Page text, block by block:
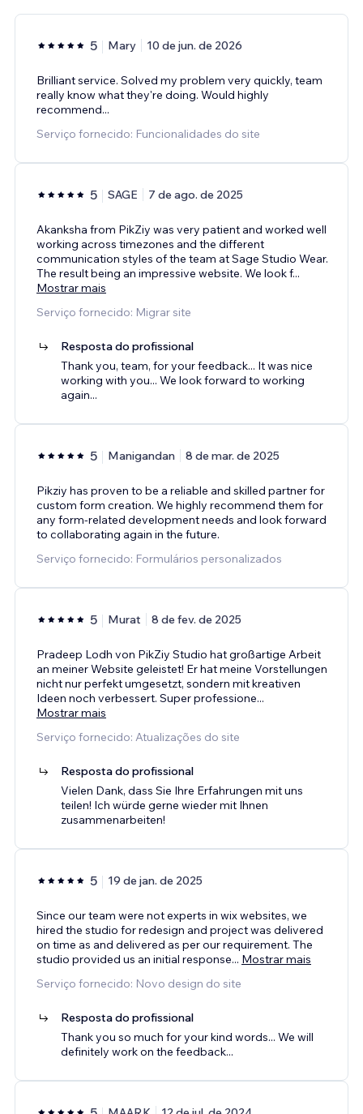
5 Mary 10 de jun. de 2026
Brilliant service. Solved my problem very quickly, team
really know what they're doing. Would highly
recommend...
Serviço fornecido: Funcionalidades do site
5 SAGE 7 de ago. de 2025
Akanksha from PikZiy was very patient and worked well
working across timezones and the different
communication styles of the team at Sage Studio Wear.
The result being an impressive website. We look f...
Mostrar mais
Serviço fornecido: Migrar site
Resposta do profissional
Thank you, team, for your feedback... It was nice
working with you... We look forward to working
again...
5 Manigandan 8 de mar. de 2025
Pikziy has proven to be a reliable and skilled partner for
custom form creation. We highly recommend them for
any form-related development needs and look forward
to collaborating again in the future.
Serviço fornecido: Formulários personalizados
5 Murat 8 de fev. de 2025
Pradeep Lodh von PikZiy Studio hat großartige Arbeit
an meiner Website geleistet! Er hat meine Vorstellungen
nicht nur perfekt umgesetzt, sondern mit kreativen
Ideen noch verbessert. Super professione...
Mostrar mais
Serviço fornecido: Atualizações do site
Resposta do profissional
Vielen Dank, dass Sie Ihre Erfahrungen mit uns
teilen! Ich würde gerne wieder mit Ihnen
zusammenarbeiten!
5 19 de jan. de 2025
Since our team were not experts in wix websites, we
hired the studio for redesign and project was delivered
on time as and delivered as per our requirement. The
studio provided us an initial response... Mostrar mais
Serviço fornecido: Novo design do site
Resposta do profissional
Thank you so much for your kind words... We will
definitely work on the feedback...